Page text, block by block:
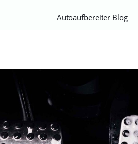
Autoaufbereiter Blog